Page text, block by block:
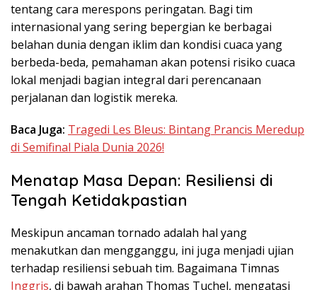
tentang cara merespons peringatan. Bagi tim
internasional yang sering bepergian ke berbagai
belahan dunia dengan iklim dan kondisi cuaca yang
berbeda-beda, pemahaman akan potensi risiko cuaca
lokal menjadi bagian integral dari perencanaan
perjalanan dan logistik mereka.
Baca Juga: Tragedi Les Bleus: Bintang Prancis Meredup
di Semifinal Piala Dunia 2026!
Menatap Masa Depan: Resiliensi di
Tengah Ketidakpastian
Meskipun ancaman tornado adalah hal yang
menakutkan dan mengganggu, ini juga menjadi ujian
terhadap resiliensi sebuah tim. Bagaimana Timnas
Inggris, di bawah arahan Thomas Tuchel, mengatasi